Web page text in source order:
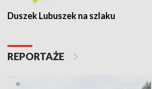
Duszek Lubuszek na szlaku
REPORTAŻE